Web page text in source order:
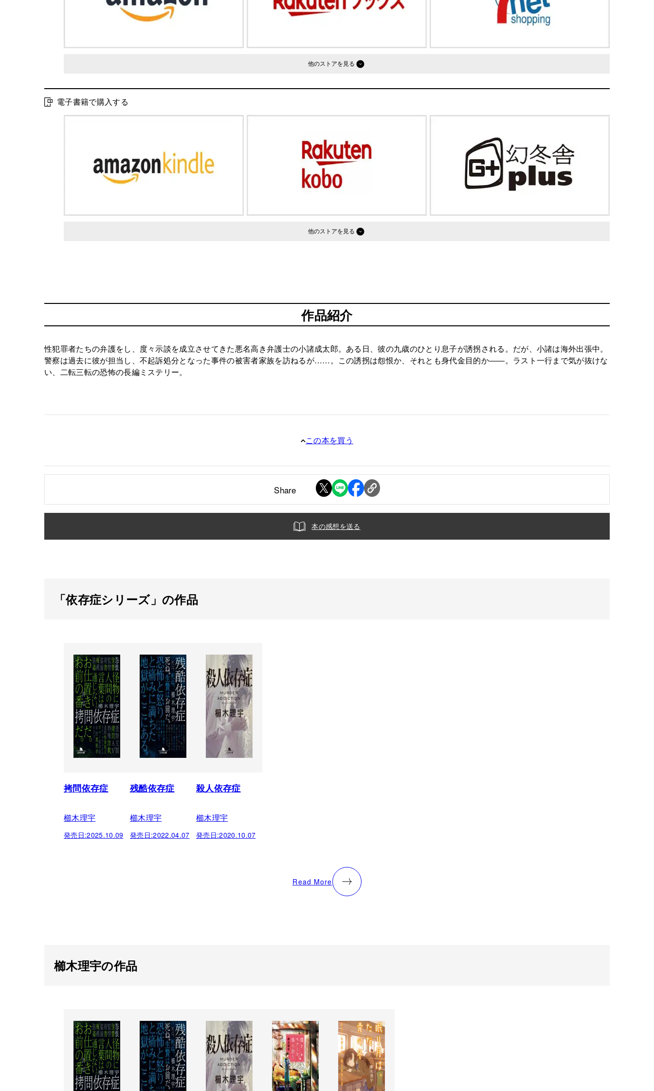
他のストア
電子書籍で購入する
他のストア
作品紹介
性犯罪者たちの弁護をし、度々示談を成立させてきた悪名高き弁護士の小諸成太郎。ある日、彼の九歳のひとり息子が誘拐される。だが、小諸は海外出張中。
警察は過去に彼が担当し、不起訴処分となった事件の被害者家族を訪ねるが……。この誘拐は怨恨か、それとも身代金目的か――。ラスト一行まで気が抜けな
い、二転三転の恐怖の長編ミステリー。
この本を買う
Share
本の感想を送る
「依存症シリーズ」の作品
拷問依存症
櫛木理宇
発売日:2025.10.09
残酷依存症
櫛木理宇
発売日:2022.04.07
殺人依存症
櫛木理宇
発売日:2020.10.07
Read More
櫛木理宇の作品